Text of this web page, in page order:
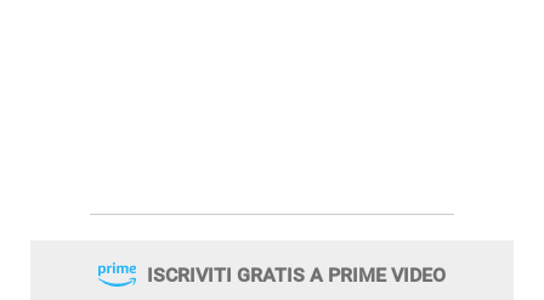
ISCRIVITI GRATIS A PRIME VIDEO